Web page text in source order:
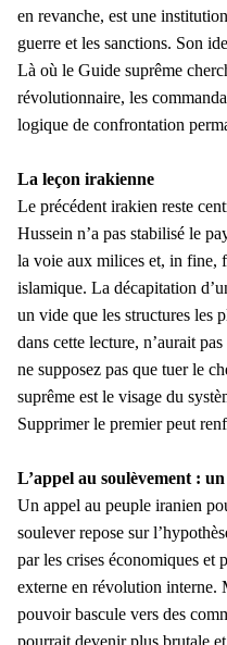
en revanche, est une
guerre et les sanctions. Son
Là où le Guide suprême
révolutionnaire, les
logique de confrontation
La leçon irakienne
Le précédent irakien reste
Hussein n’a pas stabilisé le
la voie aux milices et, in fine,
islamique. La décapitation
un vide que les structures les
dans cette lecture, n’aurait
ne supposez pas que tuer le
suprême est le visage du
Supprimer le premier peut
L’appel au soulèvement :
Un appel au peuple iranien
soulever repose sur
par les crises économiques et
externe en révolution interne.
pouvoir bascule vers des